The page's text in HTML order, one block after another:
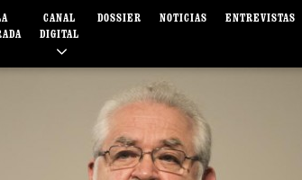
CANAL
DIGITAL
DOSSIER NOTICIAS ENTREVISTAS